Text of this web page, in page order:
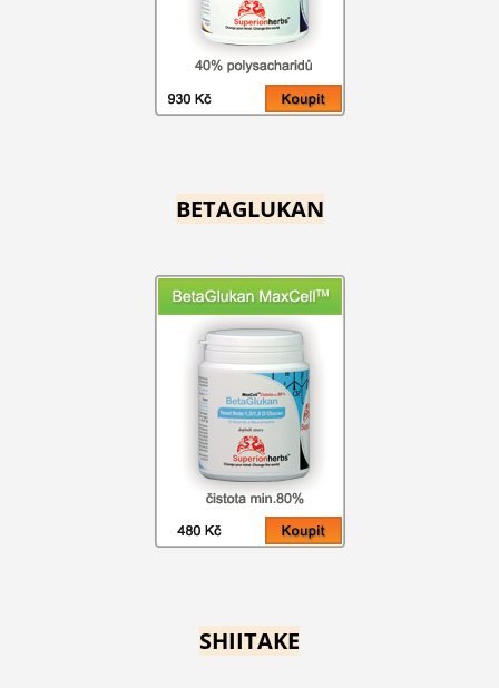
BETAGLUKAN
SHIITAKE